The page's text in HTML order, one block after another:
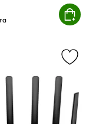
Köp
Switch GS105 5-
Fi Adapter USB